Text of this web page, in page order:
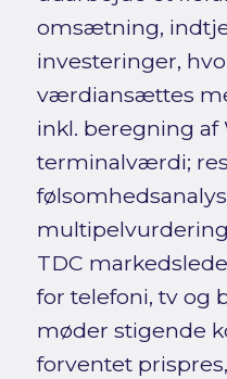
omsætning,
investeringer,
værdiansættes
inkl. beregning af
terminalværdi;
TDC
for telefoni, tv og
møder stigende
forventet